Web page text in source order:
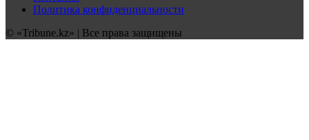
Политика конфиденциальности
© «Tribune.kz» | Все права защищены